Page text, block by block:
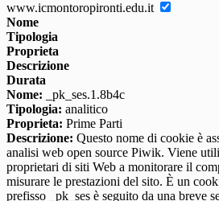
www.icmontoropironti.edu.it
Nome
Tipologia
Proprieta
Descrizione
Durata
Nome: _pk_ses.1.8b4c
Tipologia: analitico
Proprieta: Prime Parti
Descrizione: Questo nome di cookie è
analisi web open source Piwik. Viene
proprietari di siti Web a monitorare il
misurare le prestazioni del sito. È un
prefisso _pk_ses è seguito da una breve